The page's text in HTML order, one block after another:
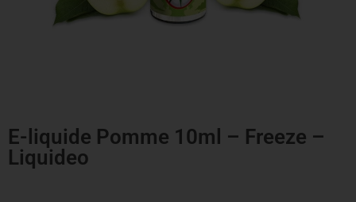
E-liquide Pomme 10ml – Freeze –
Liquideo